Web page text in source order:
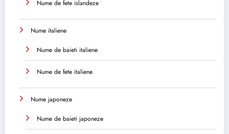
Nume de fete islandeze
Nume italiene
Nume de baieti italiene
Nume de fete italiene
Nume japoneze
Nume de baieti japoneze